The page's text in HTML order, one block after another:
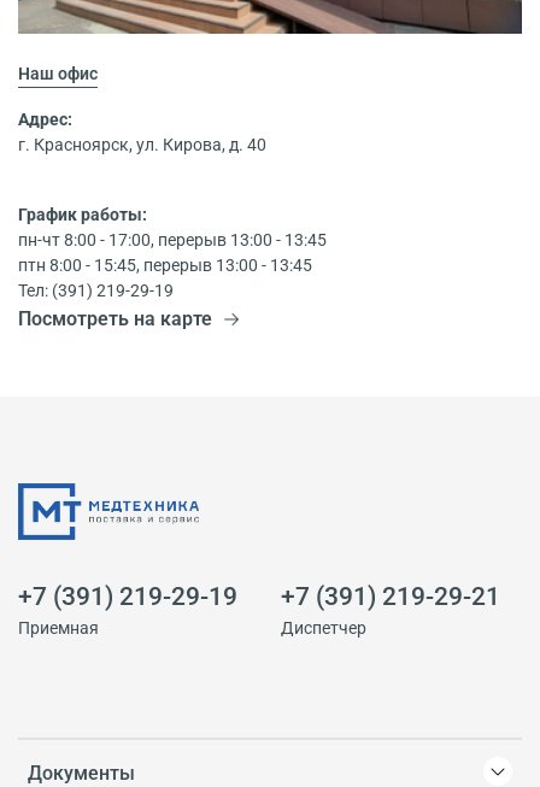
Наш офис
Адрес:
г. Красноярск, ул. Кирова, д. 40
График работы:
пн-чт 8:00 - 17:00, перерыв 13:00 - 13:45
птн 8:00 - 15:45, перерыв 13:00 - 13:45
Тел: (391) 219-29-19
Посмотреть на карте
Документы
+7 (391) 219-29-19
Приемная
+7 (391) 219-29-21
Диспетчер